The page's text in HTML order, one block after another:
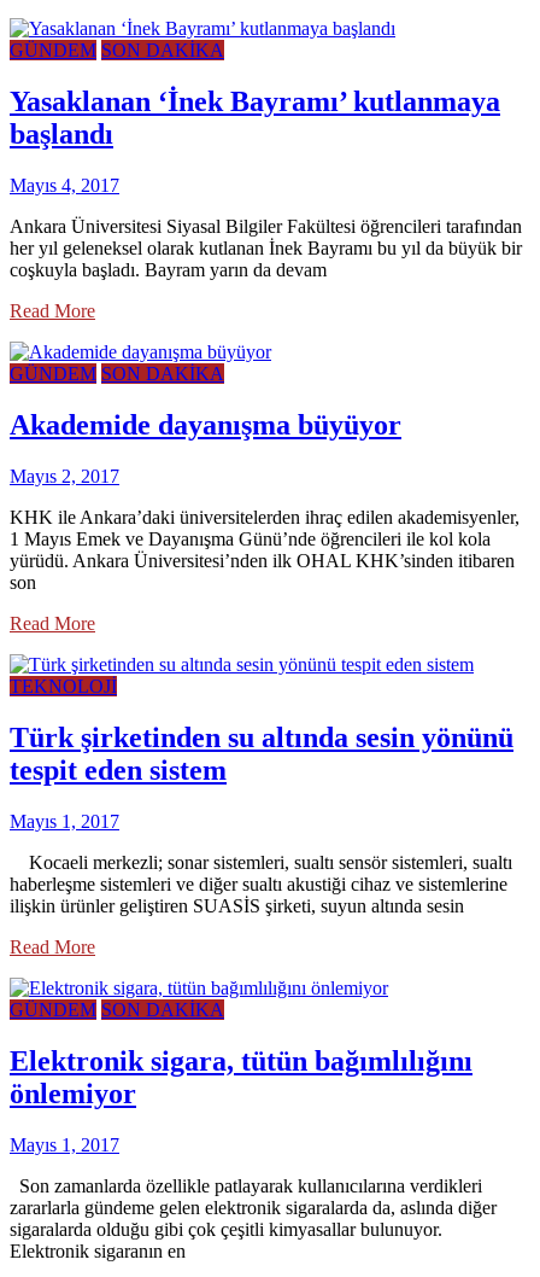
GÜNDEM SON DAKİKA
Yasaklanan ‘İnek Bayramı’ kutlanmaya
başlandı
Mayıs 4, 2017
Ankara Üniversitesi Siyasal Bilgiler Fakültesi öğrencileri tarafından
her yıl geleneksel olarak kutlanan İnek Bayramı bu yıl da büyük bir
coşkuyla başladı. Bayram yarın da devam
Read More
GÜNDEM SON DAKİKA
Akademide dayanışma büyüyor
Mayıs 2, 2017
KHK ile Ankara’daki üniversitelerden ihraç edilen akademisyenler,
1 Mayıs Emek ve Dayanışma Günü’nde öğrencileri ile kol kola
yürüdü. Ankara Üniversitesi’nden ilk OHAL KHK’sinden itibaren
son
Read More
TEKNOLOJİ
Türk şirketinden su altında sesin yönünü
tespit eden sistem
Mayıs 1, 2017
Kocaeli merkezli; sonar sistemleri, sualtı sensör sistemleri, sualtı
haberleşme sistemleri ve diğer sualtı akustiği cihaz ve sistemlerine
ilişkin ürünler geliştiren SUASİS şirketi, suyun altında sesin
Read More
GÜNDEM SON DAKİKA
Elektronik sigara, tütün bağımlılığını
önlemiyor
Mayıs 1, 2017
Son zamanlarda özellikle patlayarak kullanıcılarına verdikleri
zararlarla gündeme gelen elektronik sigaralarda da, aslında diğer
sigaralarda olduğu gibi çok çeşitli kimyasallar bulunuyor.
Elektronik sigaranın en